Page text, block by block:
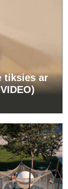
tiksies ar